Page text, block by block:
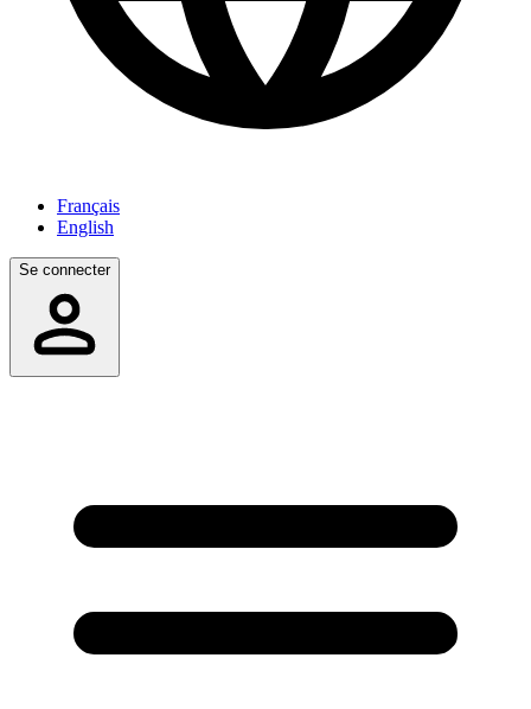
Français
English
Se connecter